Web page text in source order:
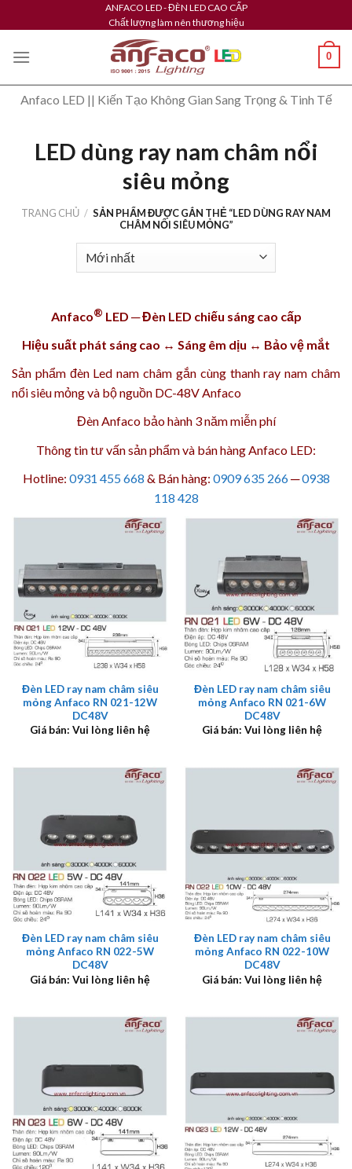
to
content
ANFACO LED - ĐÈN LED CAO CẤP
Chất lượng làm nên thương hiệu
0
Anfaco LED || Kiến Tạo Không Gian Sang Trọng & Tinh Tế
LED dùng ray nam châm nổi
siêu mỏng
TRANG CHỦ / SẢN PHẨM ĐƯỢC GẮN THẺ “LED DÙNG RAY NAM
CHÂM NỔI SIÊU MỎNG”
Anfaco® LED ─ Đèn LED chiếu sáng cao cấp
Hiệu suất phát sáng cao ↔ Sáng êm dịu ↔ Bảo vệ mắt
Sản phẩm đèn Led nam châm gắn cùng thanh ray nam châm
nổi siêu mỏngvà bộ nguồn DC-48VAnfaco
Đèn Anfaco bảo hành 3 nămmiễn phí
Thông tin tư vấn sản phẩm và bán hàng Anfaco LED:
Hotline: 0931 455 668 & Bán hàng: 0909 635 266─0938
118 428
Đèn LED ray nam châm siêu
mỏng Anfaco RN 021-12W
DC48V
Giá bán: Vui lòng liên hệ
Đèn LED ray nam châm siêu
mỏng Anfaco RN 021-6W
DC48V
Giá bán: Vui lòng liên hệ
Đèn LED ray nam châm siêu
mỏng Anfaco RN 022-5W
DC48V
Giá bán: Vui lòng liên hệ
Đèn LED ray nam châm siêu
mỏng Anfaco RN 022-10W
DC48V
Giá bán: Vui lòng liên hệ